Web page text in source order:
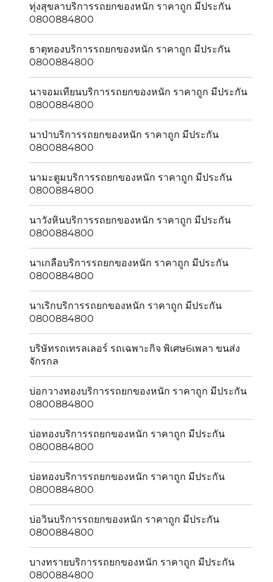
ทุ่งสุขลาบริการรถยกของหนัก ราคาถูก มีประกัน
0800884800
ธาตุทองบริการรถยกของหนัก ราคาถูก มีประกัน
0800884800
นาจอมเทียนบริการรถยกของหนัก ราคาถูก มีประกัน
0800884800
นาป่าบริการรถยกของหนัก ราคาถูก มีประกัน
0800884800
นามะตูมบริการรถยกของหนัก ราคาถูก มีประกัน
0800884800
นาวังหินบริการรถยกของหนัก ราคาถูก มีประกัน
0800884800
นาเกลือบริการรถยกของหนัก ราคาถูก มีประกัน
0800884800
นาเริกบริการรถยกของหนัก ราคาถูก มีประกัน
0800884800
บริษัทรถเทรลเลอร์ รถเฉพาะกิจ พิเศษ6เพลา ขนส่ง
จักรกล
บ่อกวางทองบริการรถยกของหนัก ราคาถูก มีประกัน
0800884800
บ่อทองบริการรถยกของหนัก ราคาถูก มีประกัน
0800884800
บ่อทองบริการรถยกของหนัก ราคาถูก มีประกัน
0800884800
บ่อวินบริการรถยกของหนัก ราคาถูก มีประกัน
0800884800
บางทรายบริการรถยกของหนัก ราคาถูก มีประกัน
0800884800